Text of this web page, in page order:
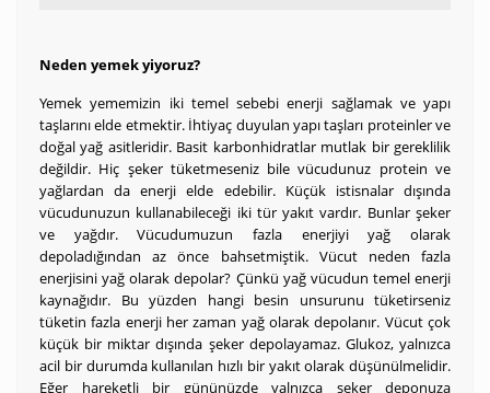
Neden yemek yiyoruz?
Yemek yememizin iki temel sebebi enerji sağlamak ve yapı
taşlarını elde etmektir. İhtiyaç duyulan yapı taşları proteinler ve
doğal yağ asitleridir. Basit karbonhidratlar mutlak bir gereklilik
değildir. Hiç şeker tüketmeseniz bile vücudunuz protein ve
yağlardan da enerji elde edebilir. Küçük istisnalar dışında
vücudunuzun kullanabileceği iki tür yakıt vardır. Bunlar şeker
ve yağdır. Vücudumuzun fazla enerjiyi yağ olarak
depoladığından az önce bahsetmiştik. Vücut neden fazla
enerjisini yağ olarak depolar? Çünkü yağ vücudun temel enerji
kaynağıdır. Bu yüzden hangi besin unsurunu tüketirseniz
tüketin fazla enerji her zaman yağ olarak depolanır. Vücut çok
küçük bir miktar dışında şeker depolayamaz. Glukoz, yalnızca
acil bir durumda kullanılan hızlı bir yakıt olarak düşünülmelidir.
Eğer hareketli bir gününüzde yalnızca şeker deponuza